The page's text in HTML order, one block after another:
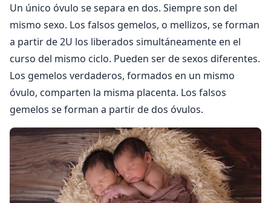
Un único óvulo se separa en dos. Siempre son del
mismo sexo. Los falsos gemelos, o mellizos, se forman
a partir de 2U los liberados simultáneamente en el
curso del mismo ciclo. Pueden ser de sexos diferentes.
Los gemelos verdaderos, formados en un mismo
óvulo, comparten la misma placenta. Los falsos
gemelos se forman a partir de dos óvulos.